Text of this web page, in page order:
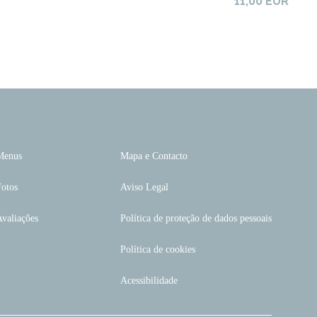
Mapa e Contacto
Aviso Legal
Política de proteção de dados pessoais
Política de cookies
Acessibilidade